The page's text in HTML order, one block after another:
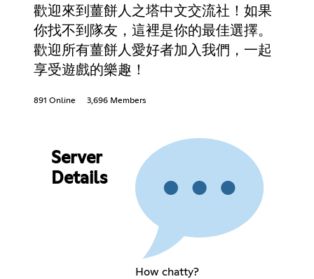
歡迎來到薑餅人之塔中文交流社！如果
你找不到隊友，這裡是你的最佳選擇。
歡迎所有薑餅人愛好者加入我們，一起
享受遊戲的樂趣！
891 Online 3,696 Members
Server
Details
How chatty?